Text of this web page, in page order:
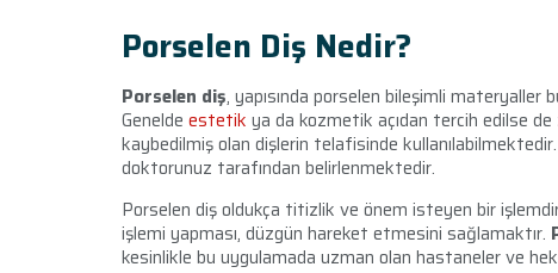
Porselen Diş Nedir?
Porselen diş, yapısında porselen bileşimli materyaller
Genelde estetik ya da kozmetik açıdan tercih edilse
kaybedilmiş olan dişlerin telafisinde kullanılabilmektedir.
doktorunuz tarafından belirlenmektedir.
Porselen dişoldukça titizlik ve önem isteyen bir
işlemi yapması, düzgün hareket etmesini sağlamaktır.
kesinlikle bu uygulamada uzman olan hastaneler ve